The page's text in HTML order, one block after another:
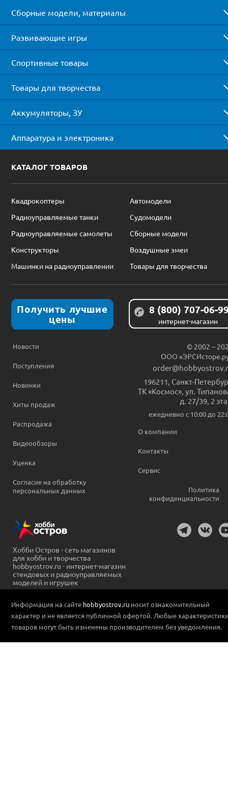
Сборные модели, материалы
Развивающие игры
Спортивные товары
Товары для творчества
Аккумуляторы, ЗУ
Аппаратура и электроника
КАТАЛОГ ТОВАРОВ
Квадрокоптеры
Автомодели
Радиоуправляемые танки
Судомодели
Радиоуправляемые самолеты
Сборные модели
Конструкторы
Воздушные змеи
Машинки на радиоуправлении
Товары для творчества
Получить лучшие
цены
8 (800) 707-06-
интернет-магазин
Новости
Поступления
Новинки
Хиты продаж
Распродажа
Видеообзоры
Уценка
Согласие на обработку
персональных данных
© 2002 –
ООО
196211 Санкт-
ТК «Космос», ул.
д. 27/39, 2
ежедневно c 10:00 до
О компании
Контакты
Сервис
Политика
конфиденциальности
Хобби Остров - сеть магазинов
для хобби и творчества
hobbyostrov.ru - интернет-магазин
стендовых и радиоуправляемых
моделей и игрушек
Информация на сайте hobbyostrov.ru носит ознакомительный
характер и не является публичной офертой. Любые
товаров могут быть изменены производителем без уведомления.